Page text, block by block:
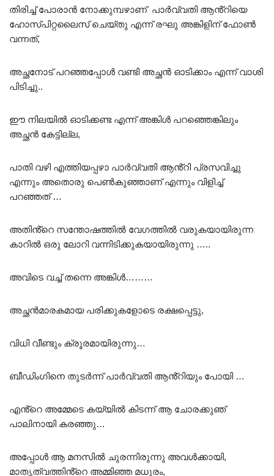
തിരിച്ച് പോരാൻ നോക്കുമ്പഴാണ് പാർവ്വതി ആൻ്റിയെ
ഹോസ്പിറ്റലൈസ് ചെയ്തു എന്ന് രഘു അങ്കിളിന് ഫോൺ
വന്നത്,
അച്ഛനോട് പറഞ്ഞപ്പോൾ വണ്ടി അച്ഛൻ ഓടിക്കാം എന്ന് വാശി
പിടിച്ചു..
ഈ നിലയിൽ ഓടിക്കണ്ട എന്ന് അങ്കിൾ പറഞ്ഞെങ്കിലും
അച്ഛൻ കേട്ടില്ല,
പാതി വഴി എത്തിയപ്പഴാ പാർവ്വതി ആൻ്റി പ്രസവിച്ചു
എന്നും അതൊരു പെൺകുഞ്ഞാണ് എന്നും വിളിച്ച്
പറഞ്ഞത് …
അതിൻ്റെ സന്തോഷത്തിൽ വേഗത്തിൽ വരുകയായിരുന്ന
കാറിൽ ഒരു ലോറി വന്നിടിക്കുകയായിരുന്നു …..
അവിടെ വച്ച് തന്നെ അങ്കിൾ………
അച്ഛൻമാരകമായ പരിക്കുകളോടെ രക്ഷപ്പെട്ടു,
വിധി വീണ്ടും ക്രൂരമായിരുന്നു…
ബീഡിംഗിനെ തുടർന്ന് പാർവ്വതി ആൻ്റിയും പോയി …
എൻ്റെ അമ്മേടെ കയ്യിൽ കിടന്ന് ആ ചോരക്കുഞ്
പാലിനായി കരഞ്ഞു…
അപ്പോൾ ആ മനസിൽ ചുരന്നിരുന്നു അവൾക്കായി,
മാതൃത്വത്തിൻ്റെ അമ്മിഞ്ഞ മധുരം,